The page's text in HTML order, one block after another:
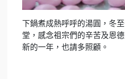
下鍋煮成熱呼呼的湯圓，冬
堂，感念祖宗們的辛苦及恩德
新的一年，也請多照顧。